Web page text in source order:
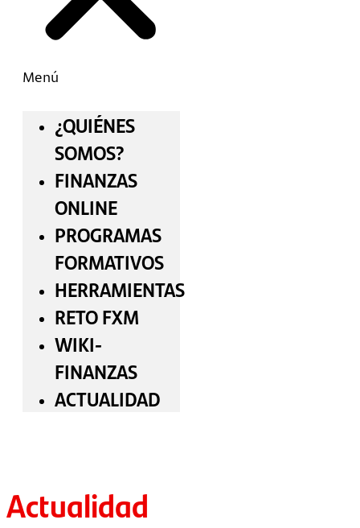
Menú
¿QUIÉNES
SOMOS?
FINANZAS
ONLINE
PROGRAMAS
FORMATIVOS
HERRAMIENTAS
RETO FXM
WIKI-
FINANZAS
ACTUALIDAD
Actualidad